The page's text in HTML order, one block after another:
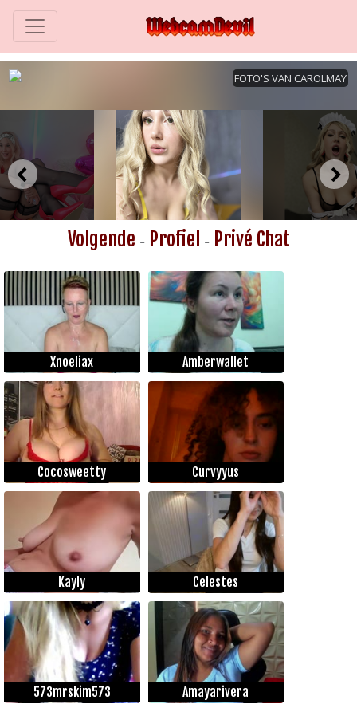
Volgende - Profiel - Privé Chat
Xnoeliax Amberwallet
Cocosweetty Curvyyus
Kayly Celestes
573mrskim573 Amayarivera